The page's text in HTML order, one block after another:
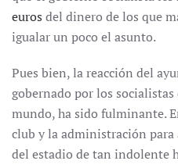
euros del dinero de los que
igualar un poco el asunto.
Pues bien, la reacción del
gobernado por los socialistas
mundo, ha sido fulminante.
club y la administración
del estadio de tan indolente